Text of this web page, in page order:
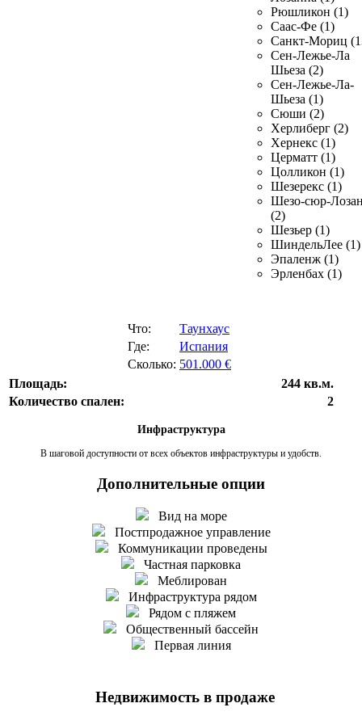
Рюшликон (1)
Саас-Фе (1)
Санкт-Мориц
Сен-Лежье-Ла
Шьеза (2)
Сен-Лежье-Ла-
Шьеза (1)
Сюши (2)
Херлиберг (2)
Хернекс (1)
Церматт (1)
Цолликон (1)
Шезерекс (1)
Шезо-сюр-
(2)
Шезьер (1)
ШиндельЛее (1)
Эпаленж (1)
Эрленбах (1)
Что:
Таунхаус
Где:
Испания
Сколько: 501.000 €
Площадь:
244 кв.м.
Количество спален:
2
Инфраструктура
В шаговой доступности от всех объектов инфраструктуры и удобств.
Дополнительные опции
Вид на море
Постпродажное управление
Коммуникации проведены
Частная парковка
Меблирован
Инфраструктура рядом
Рядом с пляжем
Общественный бассейн
Первая линия
Недвижимость в продаже